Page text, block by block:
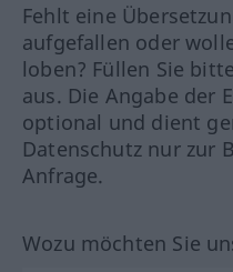
Fehlt eine
aufgefallen oder
loben? Füllen Sie
aus. Die Angabe der
optional und dient
Datenschutz nur zur
Anfrage.
Wozu möchten Sie